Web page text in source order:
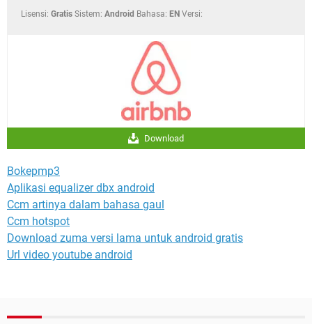
Lisensi: Gratis Sistem: Android Bahasa: EN Versi:
Download
Bokepmp3
Aplikasi equalizer dbx android
Ccm artinya dalam bahasa gaul
Ccm hotspot
Download zuma versi lama untuk android gratis
Url video youtube android